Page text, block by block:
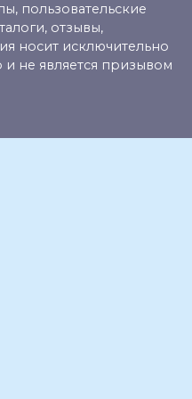
пользовательские
отзывы,
носит исключительно
не является призывом